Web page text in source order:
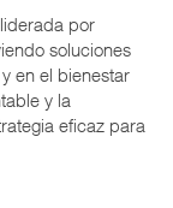
por
soluciones
en el bienestar
y la
eficaz para